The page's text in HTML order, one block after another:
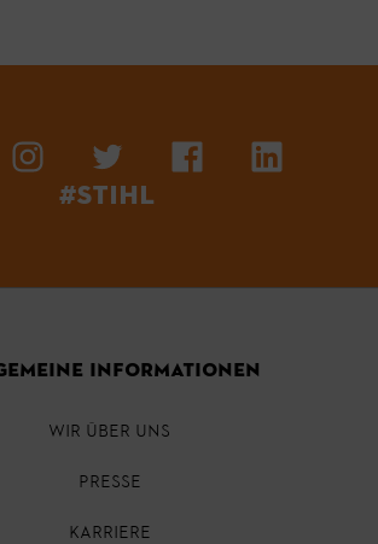
#STIHL
INFORMATIONEN
WIR ÜBER UNS
PRESSE
KARRIERE